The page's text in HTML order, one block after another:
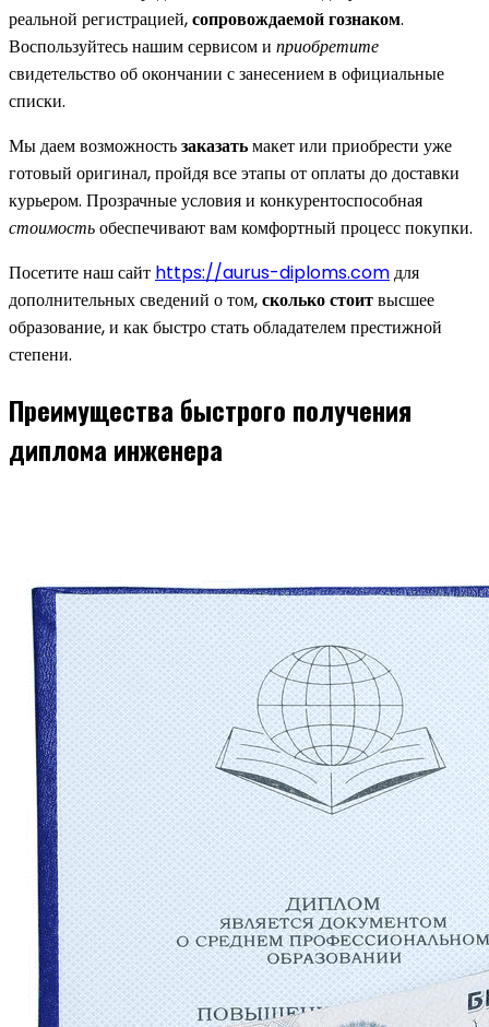
реальной регистрацией,сопровождаемой гознаком.
Воспользуйтесь нашим сервисом и приобретите
свидетельство об окончании с занесением в официальные
списки.
Мы даем возможностьзаказатьмакет или приобрести уже
готовый оригинал, пройдя все этапы от оплаты до доставки
курьером. Прозрачные условия и конкурентоспособная
стоимостьобеспечивают вам комфортный процесс покупки.
Посетите наш сайт https://aurus-diploms.comдля
дополнительных сведений о том,сколько стоитвысшее
образование, и как быстро стать обладателем престижной
степени.
Преимущества быстрого получения
диплома инженера